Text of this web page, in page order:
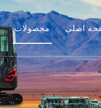
محصولات
موتور
جانبی بیل مکانیکی
ساختمانی کوچک
اصلی